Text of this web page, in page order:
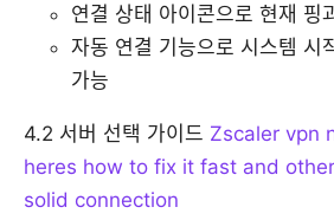
연결 상태 아이콘으로 현재 핑
자동 연결 기능으로 시스템 시
가능
4.2 서버 선택 가이드 Zscaler vpn
heres how to fix it fast and
solid connection